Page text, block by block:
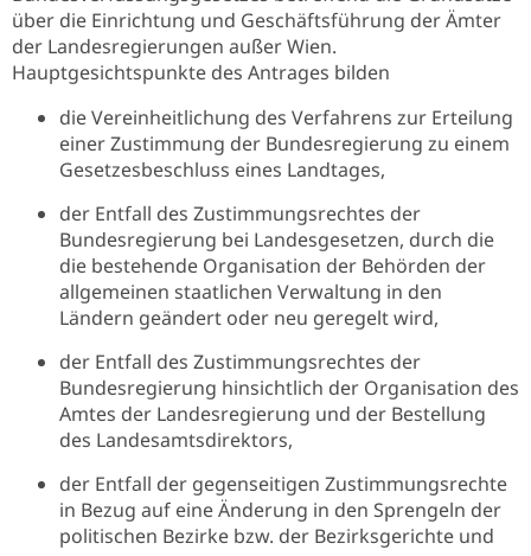
über die Einrichtung und Geschäftsführung der Ämter
der Landesregierungen außer Wien.
Hauptgesichtspunkte des Antrages bilden
die Vereinheitlichung des Verfahrens zur Erteilung
einer Zustimmung der Bundesregierung zu einem
Gesetzesbeschluss eines Landtages,
der Entfall des Zustimmungsrechtes der
Bundesregierung bei Landesgesetzen, durch die
die bestehende Organisation der Behörden der
allgemeinen staatlichen Verwaltung in den
Ländern geändert oder neu geregelt wird,
der Entfall des Zustimmungsrechtes der
Bundesregierung hinsichtlich der Organisation des
Amtes der Landesregierung und der Bestellung
des Landesamtsdirektors,
der Entfall der gegenseitigen Zustimmungsrechte
in Bezug auf eine Änderung in den Sprengeln der
politischen Bezirke bzw. der Bezirksgerichte und